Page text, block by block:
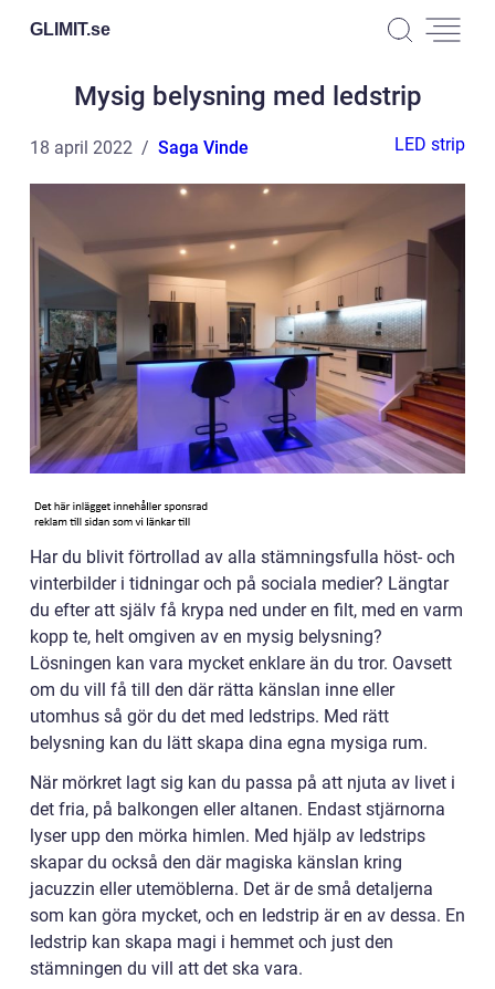
GLIMIT.se
Mysig belysning med ledstrip
18 april 2022 Saga Vinde LED strip
Har du blivit förtrollad av alla stämningsfulla höst- och
vinterbilder i tidningar och på sociala medier? Längtar
du efter att själv få krypa ned under en filt, med en varm
kopp te, helt omgiven av en mysig belysning?
Lösningen kan vara mycket enklare än du tror. Oavsett
om du vill få till den där rätta känslan inne eller
utomhus så gör du det med ledstrips. Med rätt
belysning kan du lätt skapa dina egna mysiga rum.
När mörkret lagt sig kan du passa på att njuta av livet i
det fria, på balkongen eller altanen. Endast stjärnorna
lyser upp den mörka himlen. Med hjälp av ledstrips
skapar du också den där magiska känslan kring
jacuzzin eller utemöblerna. Det är de små detaljerna
som kan göra mycket, och en ledstrip är en av dessa. En
ledstrip kan skapa magi i hemmet och just den
stämningen du vill att det ska vara.